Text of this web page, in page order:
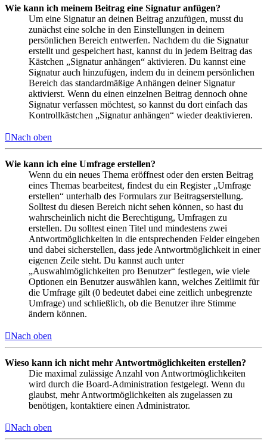
Wie kann ich meinem Beitrag eine Signatur anfügen?
Um eine Signatur an deinen Beitrag anzufügen, musst du
zunächst eine solche in den Einstellungen in deinem
persönlichen Bereich entwerfen. Nachdem du die Signatur
erstellt und gespeichert hast, kannst du in jedem Beitrag das
Kästchen „Signatur anhängen“ aktivieren. Du kannst eine
Signatur auch hinzufügen, indem du in deinem persönlichen
Bereich das standardmäßige Anhängen deiner Signatur
aktivierst. Wenn du einen einzelnen Beitrag dennoch ohne
Signatur verfassen möchtest, so kannst du dort einfach das
Kontrollkästchen „Signatur anhängen“ wieder deaktivieren.
Nach oben
Wie kann ich eine Umfrage erstellen?
Wenn du ein neues Thema eröffnest oder den ersten Beitrag
eines Themas bearbeitest, findest du ein Register „Umfrage
erstellen“ unterhalb des Formulars zur Beitragserstellung.
Solltest du diesen Bereich nicht sehen können, so hast du
wahrscheinlich nicht die Berechtigung, Umfragen zu
erstellen. Du solltest einen Titel und mindestens zwei
Antwortmöglichkeiten in die entsprechenden Felder eingeben
und dabei sicherstellen, dass jede Antwortmöglichkeit in einer
eigenen Zeile steht. Du kannst auch unter
„Auswahlmöglichkeiten pro Benutzer“ festlegen, wie viele
Optionen ein Benutzer auswählen kann, welches Zeitlimit für
die Umfrage gilt (0 bedeutet dabei eine zeitlich unbegrenzte
Umfrage) und schließlich, ob die Benutzer ihre Stimme
ändern können.
Nach oben
Wieso kann ich nicht mehr Antwortmöglichkeiten erstellen?
Die maximal zulässige Anzahl von Antwortmöglichkeiten
wird durch die Board-Administration festgelegt. Wenn du
glaubst, mehr Antwortmöglichkeiten als zugelassen zu
benötigen, kontaktiere einen Administrator.
Nach oben